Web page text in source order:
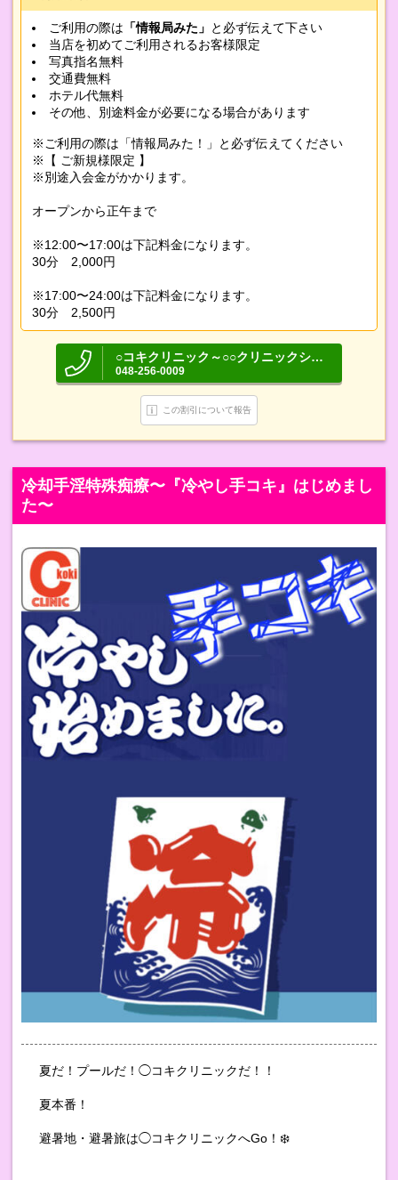
ご利用の際は 「情報局みた」 と必ず伝えて下さい
当店を初めてご利用されるお客様限定
写真指名無料
交通費無料
ホテル代無料
その他、別途料金が必要になる場合があります
※ご利用の際は「情報局みた！」と必ず伝えてください
※【 ご新規様限定 】
※別途入会金がかかります。
オープンから正午まで
※12:00〜17:00は下記料金になります。
30分 2,000円
※17:00〜24:00は下記料金になります。
30分 2,500円
○コキクリニック～○○クリニックシリーズ～
048-256-0009
この割引について報告
冷却手淫特殊痴療〜『冷やし手コキ』はじめまし
た〜
夏だ！プールだ！◯コキクリニックだ！！
夏本番！
避暑地・避暑旅は◯コキクリニックへGo！❄️